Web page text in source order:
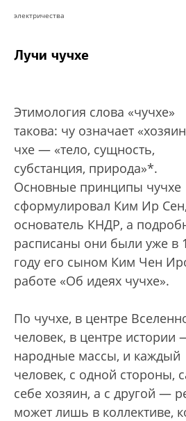
электричества
Лучи чучхе
Этимология слова «чучхе»
такова: чу означает
чхе — «тело, сущность,
субстанция, природа»*.
Основные принципы чучхе
сформулировал Ким Ир Сен,
основатель КНДР, а
расписаны они были уже в
году его сыном Ким Чен
работе «Об идеях чучхе».
По чучхе, в центре
человек, в центре истории
народные массы, и каждый
человек, с одной стороны,
себе хозяин, а с другой —
может лишь в коллективе,